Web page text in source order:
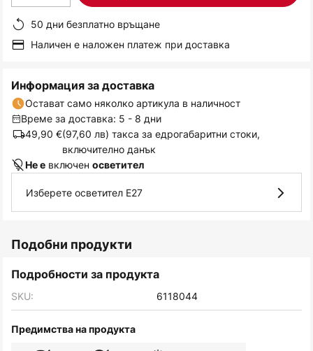
50 дни безплатно връщане
Наличен е наложен платеж при доставка
Информация за доставка
Остават само няколко артикула в наличност
Време за доставка: 5 - 8 дни
49,90 €(97,60 лв) такса за едрогабаритни стоки,
включително данък
Не е включен осветител
Изберете осветител E27
Подобни продукти
Подробности за продукта
SKU: 6118044
Предимства на продукта